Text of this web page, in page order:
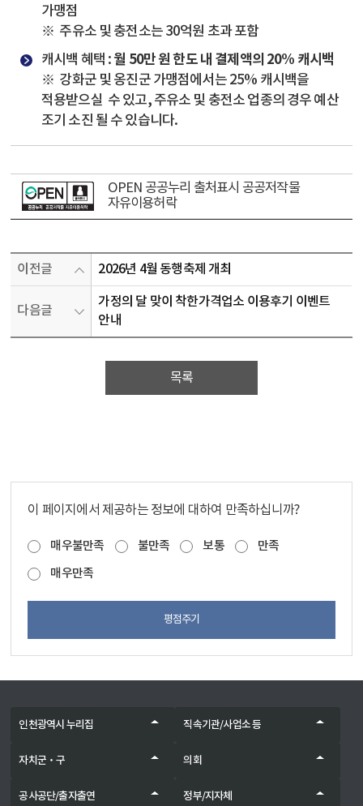
가맹점
※ 주유소 및 충전소는 30억원 초과 포함
캐시백 혜택 : 월 50만 원 한도 내 결제액의 20% 캐시백
※ 강화군 및 옹진군 가맹점에서는 25% 캐시백을
적용받으실 수 있고, 주유소 및 충전소 업종의 경우 예산
조기 소진 될 수 있습니다.
OPEN 공공누리 출처표시 공공저작물
자유이용허락
이전글 2026년 4월 동행축제 개최
다음글
가정의 달 맞이 착한가격업소 이용후기 이벤트
안내
목록
이 페이지에서 제공하는 정보에 대하여 만족하십니까?
매우불만족 불만족 보통
만족
매우만족
평점주기
인천광역시 누리집 직속기관/사업소 등
자치군‧구 의회
공사공단/출자출연 정부/지자체